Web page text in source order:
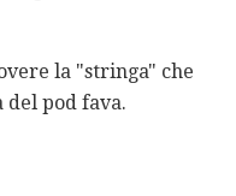
la "stringa" che
pod fava.